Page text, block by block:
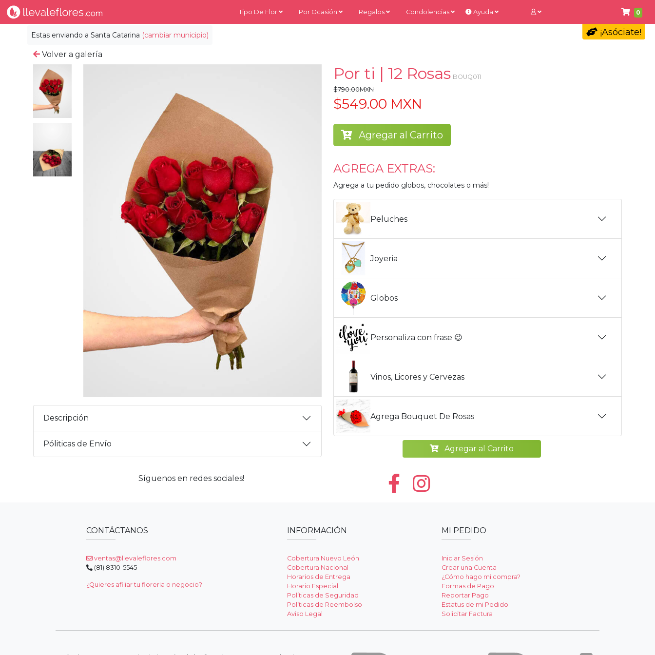
0
Estas enviando a Santa Catarina (cambiar municipio)
Tipo De Flor Por Ocasión Regalos Condolencias Ayuda
¡Asóciate!
Volver a galería
Descripción
Póliticas de Envío
Por ti | 12 Rosas BOUQ011
$790.00MXN
$549.00 MXN
Agregar al Carrito
AGREGA EXTRAS:
Agrega a tu pedido globos, chocolates o más!
Peluches
Joyeria
Globos
Personaliza con frase 😉
Vinos, Licores y Cervezas
Agrega Bouquet De Rosas
Agregar al Carrito
Síguenos en redes sociales!
CONTÁCTANOS
ventas@llevaleflores.com
(81) 8310-5545
¿Quieres afiliar tu floreria o negocio?
INFORMACIÓN
Cobertura Nuevo León
Cobertura Nacional
Horarios de Entrega
Horario Especial
Políticas de Seguridad
Políticas de Reembolso
Aviso Legal
MI PEDIDO
Iniciar Sesión
Crear una Cuenta
¿Cómo hago mi compra?
Formas de Pago
Reportar Pago
Estatus de mi Pedido
Solicitar Factura